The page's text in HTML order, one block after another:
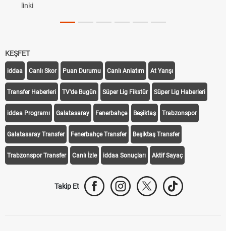
linki
KEŞFET
iddaa Canlı Skor Puan Durumu Canlı Anlatım At Yarışı
Transfer Haberleri TV'de Bugün Süper Lig Fikstür Süper Lig Haberleri
iddaa Programı Galatasaray Fenerbahçe Beşiktaş Trabzonspor
Galatasaray Transfer Fenerbahçe Transfer Beşiktaş Transfer
Trabzonspor Transfer Canlı İzle iddaa Sonuçları Aktif Sayaç
Takip Et